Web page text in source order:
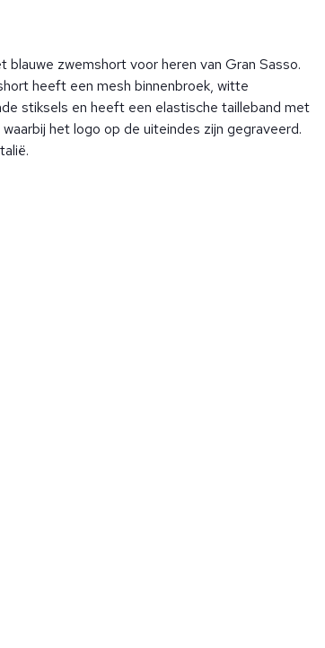
blauwe zwemshort voor heren van Gran Sasso.
heeft een mesh binnenbroek, witte
stiksels en heeft een elastische tailleband met
het logo op de uiteindes zijn gegraveerd.